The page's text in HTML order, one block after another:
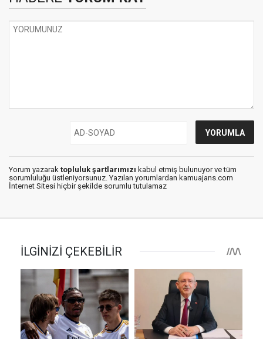
Yorum yazarak topluluk şartlarımızı kabul etmiş bulunuyor ve tüm
sorumluluğu üstleniyorsunuz. Yazılan yorumlardan kamuajans.com
İnternet Sitesi hiçbir şekilde sorumlu tutulamaz